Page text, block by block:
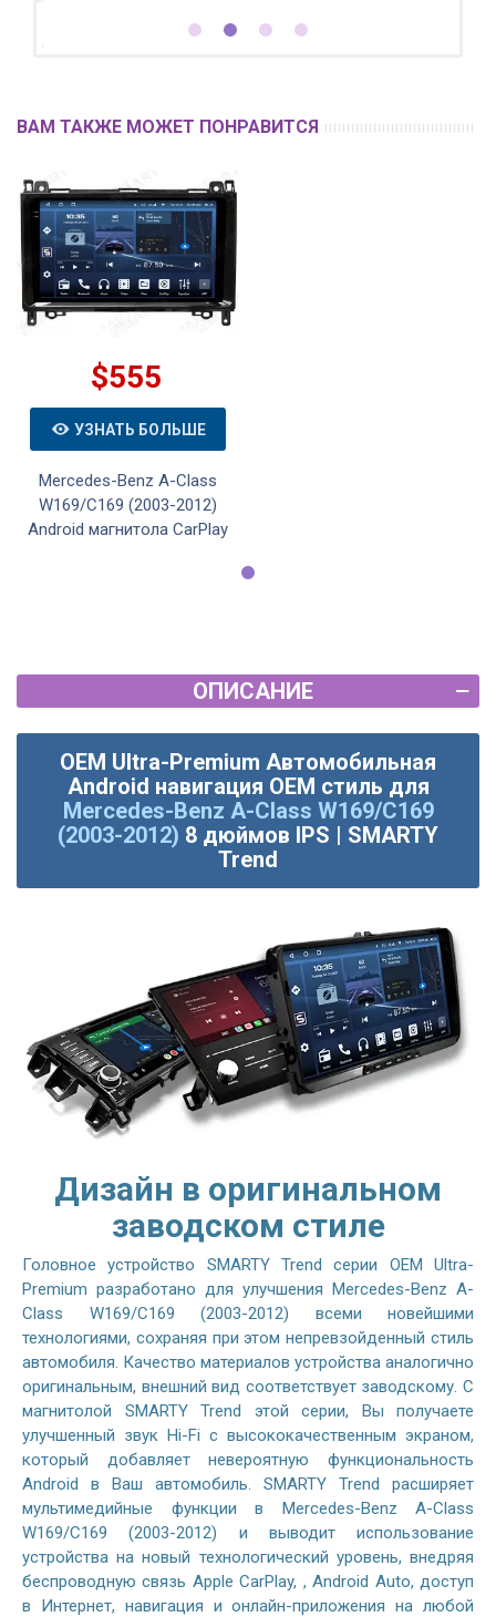
ВАМ ТАКЖЕ МОЖЕТ ПОНРАВИТСЯ
$555
УЗНАТЬ БОЛЬШЕ
Mercedes-Benz A-Class
W169/C169 (2003-2012)
Android магнитола CarPlay
ОПИСАНИЕ
OEM Ultra-Premium Автомобильная
Android навигация OEM стиль для
Mercedes-Benz A-Class W169/C169
(2003-2012) 8 дюймов IPS | SMARTY
Trend
Дизайн в оригинальном
заводском стиле
Головное устройство SMARTY Trend серии OEM Ultra-
Premium разработано для улучшения Mercedes-Benz A-
Class W169/C169 (2003-2012) всеми новейшими
технологиями, сохраняя при этом непревзойденный стиль
автомобиля. Качество материалов устройства аналогично
оригинальным, внешний вид соответствует заводскому. С
магнитолой SMARTY Trend этой серии, Вы получаете
улучшенный звук Hi-Fi с высококачественным экраном,
который добавляет невероятную функциональность
Android в Ваш автомобиль. SMARTY Trend расширяет
мультимедийные функции в Mercedes-Benz A-Class
W169/C169 (2003-2012) и выводит использование
устройства на новый технологический уровень, внедряя
беспроводную связь Apple CarPlay, , Android Auto, доступ
в Интернет, навигация и онлайн-приложения на любой